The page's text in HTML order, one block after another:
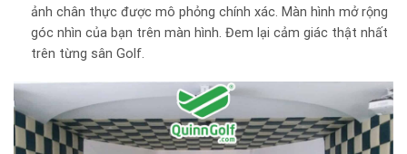
ảnh chân thực được mô phỏng chính xác. Màn hình mở rộng
góc nhìn của bạn trên màn hình. Đem lại cảm giác thật nhất
trên từng sân Golf.